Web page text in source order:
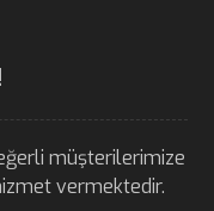
müşterilerimize
vermektedir.